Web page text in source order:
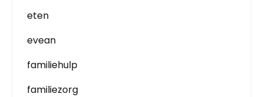
eten
evean
familiehulp
familiezorg